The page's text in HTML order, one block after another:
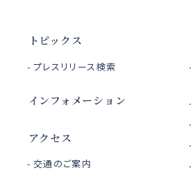
トピックス
プレスリリース検索
インフォメーション
アクセス
交通のご案内